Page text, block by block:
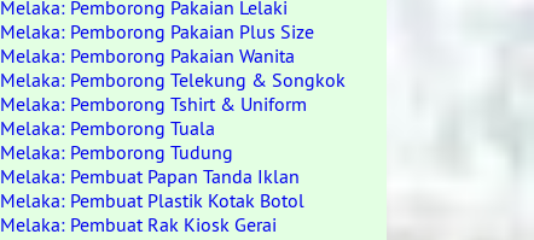
Melaka: Pemborong Pakaian Lelaki
Melaka: Pemborong Pakaian Plus Size
Melaka: Pemborong Pakaian Wanita
Melaka: Pemborong Telekung & Songkok
Melaka: Pemborong Tshirt & Uniform
Melaka: Pemborong Tuala
Melaka: Pemborong Tudung
Melaka: Pembuat Papan Tanda Iklan
Melaka: Pembuat Plastik Kotak Botol
Melaka: Pembuat Rak Kiosk Gerai